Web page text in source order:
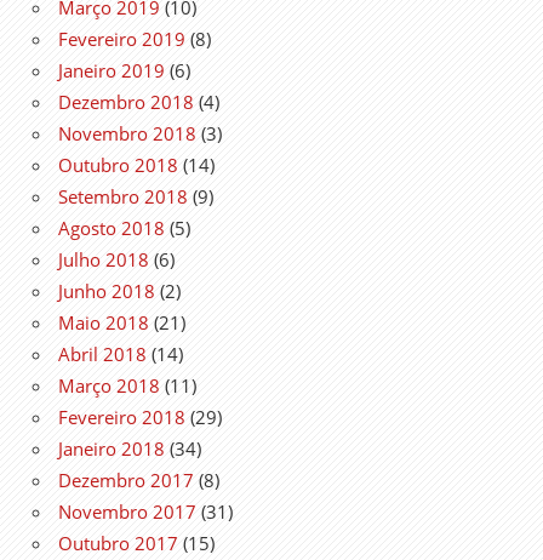
Março 2019 (10)
Fevereiro 2019 (8)
Janeiro 2019 (6)
Dezembro 2018 (4)
Novembro 2018 (3)
Outubro 2018 (14)
Setembro 2018 (9)
Agosto 2018 (5)
Julho 2018 (6)
Junho 2018 (2)
Maio 2018 (21)
Abril 2018 (14)
Março 2018 (11)
Fevereiro 2018 (29)
Janeiro 2018 (34)
Dezembro 2017 (8)
Novembro 2017 (31)
Outubro 2017 (15)